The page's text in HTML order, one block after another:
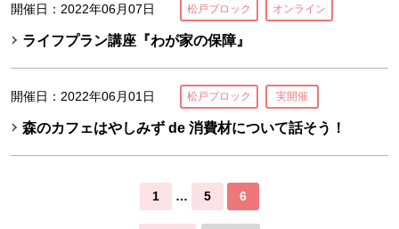
開催日：2022年06月07日 松戸ブロック オンライン
ライフプラン講座『わが家の保障』
開催日：2022年06月01日 松戸ブロック 実開催
森のカフェはやしみず de 消費材について話そう！
1 … 5 6